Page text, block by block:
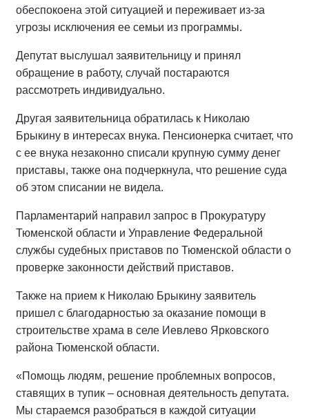
обеспокоена этой ситуацией и переживает из-за
угрозы исключения ее семьи из программы.
Депутат выслушал заявительницу и принял
обращение в работу, случай постараются
рассмотреть индивидуально.
Другая заявительница обратилась к Николаю
Брыкину в интересах внука. Пенсионерка считает, что
с ее внука незаконно списали крупную сумму денег
приставы, также она подчеркнула, что решение суда
об этом списании не видела.
Парламентарий направил запрос в Прокуратуру
Тюменской области и Управление Федеральной
службы судебных приставов по Тюменской области о
проверке законности действий приставов.
Также на прием к Николаю Брыкину заявитель
пришел с благодарностью за оказание помощи в
строительстве храма в селе Иевлево Ярковского
района Тюменской области.
«Помощь людям, решение проблемных вопросов,
ставящих в тупик – основная деятельность депутата.
Мы стараемся разобраться в каждой ситуации